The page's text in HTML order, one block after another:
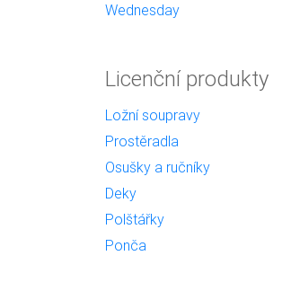
Wednesday
Licenční produkty
Ložní soupravy
Prostěradla
Osušky a ručníky
Deky
Polštářky
Ponča